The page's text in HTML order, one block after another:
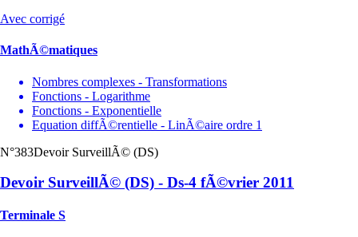
Avec corrigé
MathÃ©matiques
Nombres complexes - Transformations
Fonctions - Logarithme
Fonctions - Exponentielle
Equation diffÃ©rentielle - LinÃ©aire ordre 1
N°383Devoir SurveillÃ© (DS)
Devoir SurveillÃ© (DS) - Ds-4 fÃ©vrier 2011
Terminale S